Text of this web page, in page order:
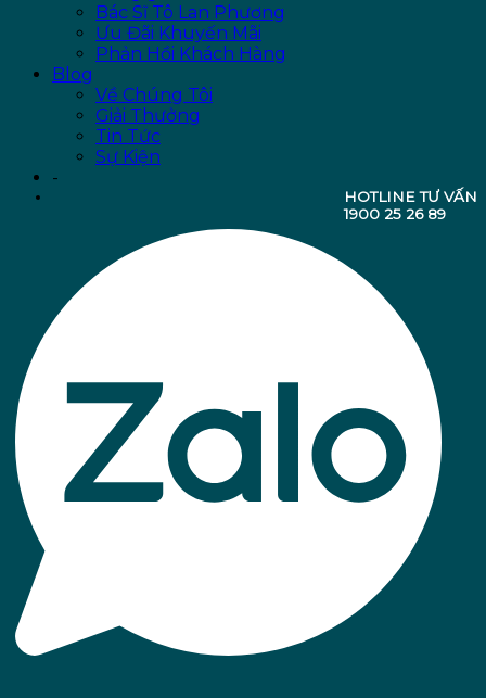
Bác Sĩ Tô Lan Phương
Ưu Đãi Khuyến Mãi
Phản Hồi Khách Hàng
Blog
Về Chúng Tôi
Giải Thưởng
Tin Tức
Sự Kiện
-
HOTLINE TƯ VẤN
1900 25 26 89